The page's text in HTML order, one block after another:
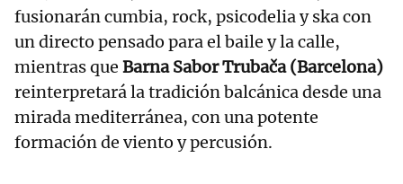
fusionarán cumbia, rock, psicodelia y ska con
un directo pensado para el baile y la calle,
mientras que Barna Sabor Trubača (Barcelona)
reinterpretará la tradición balcánica desde una
mirada mediterránea, con una potente
formación de viento y percusión.